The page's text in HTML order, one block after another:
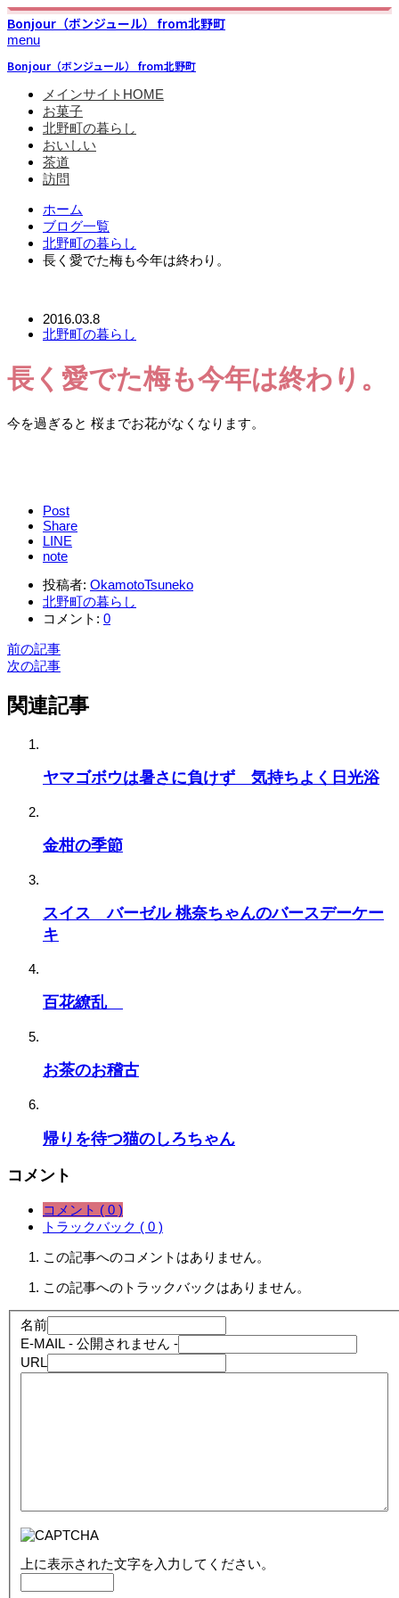
Bonjour（ボンジュール） from北野町
menu
Bonjour（ボンジュール） from北野町
メインサイトHOME
お菓子
北野町の暮らし
おいしい
茶道
訪問
ホーム
ブログ一覧
北野町の暮らし
長く愛でた梅も今年は終わり。
2016.03.8
北野町の暮らし
長く愛でた梅も今年は終わり。
今を過ぎると 桜までお花がなくなります。
Post
Share
LINE
note
投稿者: OkamotoTsuneko
北野町の暮らし
コメント: 0
前の記事
次の記事
関連記事
ヤマゴボウは暑さに負けず 気持ちよく日光浴
金柑の季節
スイス バーゼル 桃奈ちゃんのバースデーケー
キ
百花繚乱
お茶のお稽古
帰りを待つ猫のしろちゃん
コメント
コメント ( 0 )
トラックバック ( 0 )
この記事へのコメントはありません。
この記事へのトラックバックはありません。
名前
E-MAIL - 公開されません -
URL
上に表示された文字を入力してください。